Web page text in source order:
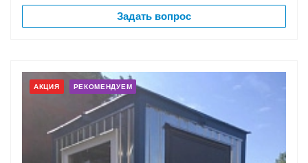
Задать вопрос
АКЦИЯ РЕКОМЕНДУЕМ